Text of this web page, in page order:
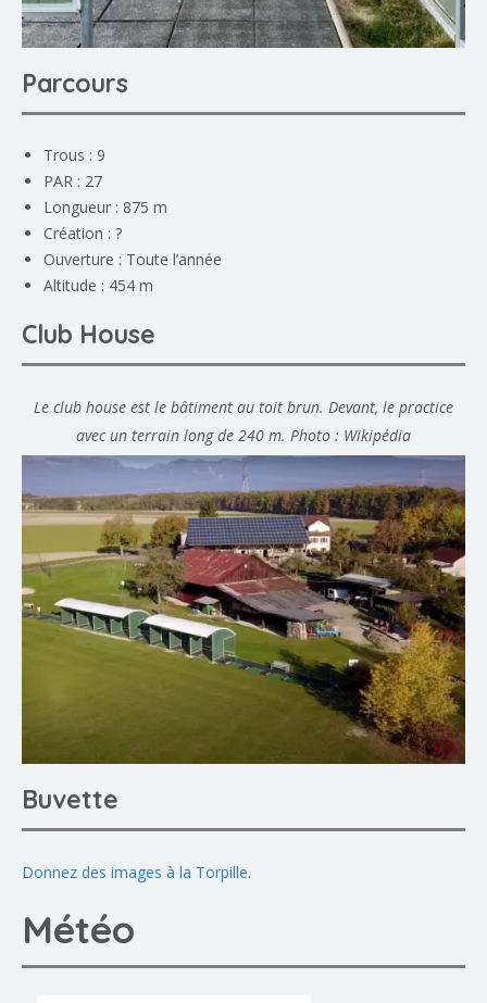
Parcours
Trous : 9
PAR : 27
Longueur : 875 m
Création : ?
Ouverture : Toute l’année
Altitude : 454 m
Club House
Le club house est le bâtiment au toit brun. Devant, le practice
avec un terrain long de 240 m. Photo : Wikipédia
Buvette
Donnez des images à la Torpille.
Météo